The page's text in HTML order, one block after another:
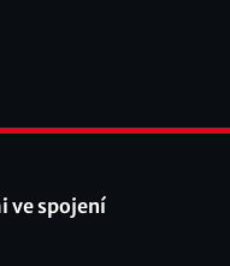
ve spojení